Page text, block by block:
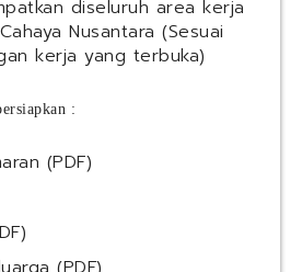
diseluruh area kerja
Nusantara (Sesuai
kerja yang terbuka)
:
(PDF)